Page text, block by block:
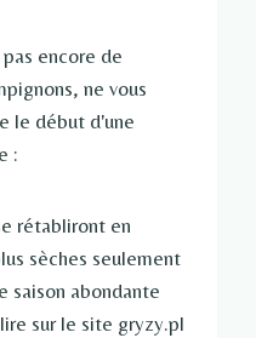
encore de
ne vous
le début d'une
:
rétabliront en
sèches seulement
saison abondante
sur le site gryzy.pl